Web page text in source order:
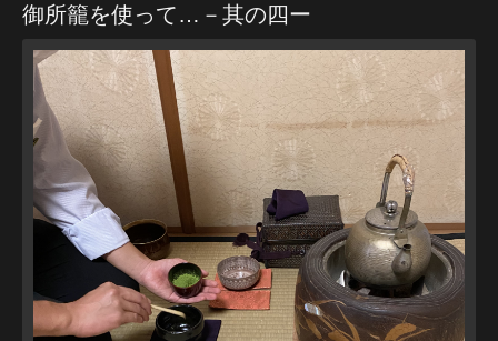
御所籠を使って…－其の四ー